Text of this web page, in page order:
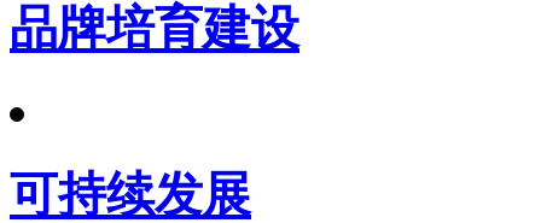
品牌培育建设
可持续发展